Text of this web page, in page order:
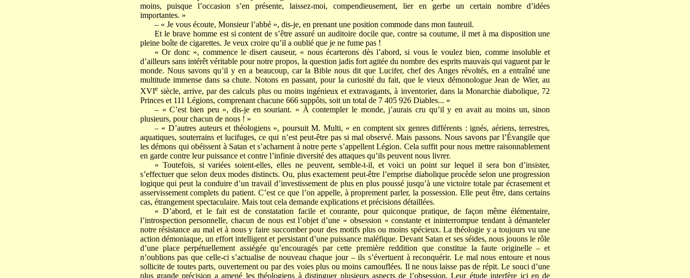
moins, puisque l’occasion s’en présente, laissez-moi, compendieusement, lier en gerbe un certain nombre d’idées
importantes. »
– « Je vous écoute, Monsieur l’abbé », dis-je, en prenant une position commode dans mon fauteuil.
Et le brave homme est si content de s’être assuré un auditoire docile que, contre sa coutume, il met à ma disposition une
pleine boîte de cigarettes. Je veux croire qu’il a oublié que je ne fume pas !
« Or donc », commence le disert causeur, « nous écarterons dès l’abord, si vous le voulez bien, comme insoluble et
d’ailleurs sans intérêt véritable pour notre propos, la question jadis fort agitée du nombre des esprits mauvais qui vaguent par le
monde. Nous savons qu’il y en a beaucoup, car la Bible nous dit que Lucifer, chef des Anges révoltés, en a entraîné une
multitude immense dans sa chute. Notons en passant, pour la curiosité du fait, que le vieux démonologue Jean de Wier, au
XVIesiècle, arrive, par des calculs plus ou moins ingénieux et extravagants, à inventorier, dans la Monarchie diabolique, 72
Princes et 111 Légions, comprenant chacune 666 suppôts, soit un total de 7 405 926 Diables... »
– « C’est bien peu », dis-je en souriant. « À contempler le monde, j’aurais cru qu’il y en avait au moins un, sinon
plusieurs, pour chacun de nous ! »
– « D’autres auteurs et théologiens », poursuit M. Multi, « en comptent six genres différents : ignés, aériens, terrestres,
aquatiques, souterrains et lucifuges, ce qui n’est peut-être pas si mal observé. Mais passons. Nous savons par l’Évangile que
les démons qui obéissent à Satan et s’acharnent à notre perte s’appellent Légion. Cela suffit pour nous mettre raisonnablement
en garde contre leur puissance et contre l’infinie diversité des attaques qu’ils peuvent nous livrer.
« Toutefois, si variées soient-elles, elles ne peuvent, semble-t-il, et voici un point sur lequel il sera bon d’insister,
s’effectuer que selon deux modes distincts. Ou, plus exactement peut-être l’emprise diabolique procède selon une progression
logique qui peut la conduire d’un travail d’investissement de plus en plus poussé jusqu’à une victoire totale par écrasement et
asservissement complets du patient. C’est ce que l’on appelle, à proprement parler, la possession. Elle peut être, dans certains
cas, étrangement spectaculaire. Mais tout cela demande explications et précisions détaillées.
« D’abord, et le fait est de constatation facile et courante, pour quiconque pratique, de façon même élémentaire,
l’introspection personnelle, chacun de nous est l’objet d’une « obsession » constante et ininterrompue tendant à démanteler
notre résistance au mal et à nous y faire succomber pour des motifs plus ou moins spécieux. La théologie y a toujours vu une
action démoniaque, un effort intelligent et persistant d’une puissance maléfique. Devant Satan et ses séides, nous jouons le rôle
d’une place perpétuellement assiégée qu’encouragés par cette première reddition que constitue la faute originelle – et
n’oublions pas que celle-ci s’actualise de nouveau chaque jour – ils s’évertuent à reconquérir. Le mal nous entoure et nous
sollicite de toutes parts, ouvertement ou par des voies plus ou moins camouflées. Il ne nous laisse pas de répit. Le souci d’une
plus grande précision a amené les théologiens à distinguer plusieurs aspects de l’obsession. Leur étude interfère ici en de